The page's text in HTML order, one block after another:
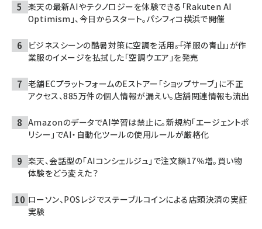
楽天の最新AIやテクノロジーを体験できる「Rakuten AI
Optimism」、今日からスタート。パシフィコ横浜で開催
ビジネスシーンの酷暑対策に空調を活用――。「洋服の青山」が作
業服のイメージを払拭した「空調ウエア」を発売
老舗ECプラットフォームのEストアー「ショップサーブ」に不正
アクセス、885万件の個人情報が漏えい。店舗関連情報も流出
AmazonのデータでAI学習は禁止に。新規約「エージェントポ
リシー」でAI・自動化ツールの使用ルールが厳格化
楽天、会話型の「AIコンシェルジュ」で注文額17％増。買い物
体験をどう変えた？
ローソン、POSレジでステーブルコインによる店頭決済の実証
実験